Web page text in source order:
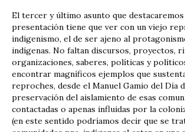
El tercer y último asunto que
presentación tiene que ver con un viejo
indigenismo, el de ser ajeno al
indígenas. No faltan discursos, proyectos,
organizaciones, saberes, políticas y
encontrar magníficos ejemplos que
reproches, desde el Manuel Gamio del Día
preservación del aislamiento de esas
contactadas o apenas influidas por la
(en este sentido podríamos decir que se